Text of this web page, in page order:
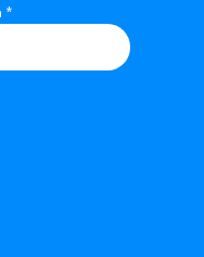
*